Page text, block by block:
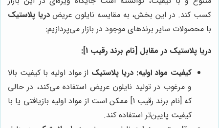
کسب کند. در این بخش، به مقایسه نایلون عریضدریا پلاستیک
با محصولات سایر برندهای موجود در بازار می‌پردازیم:
دریا پلاستیک در مقابل [نام برند رقیب 1]:
کیفیت مواد اولیه: دریا پلاستیک از مواد اولیه با کیفیت بالا
و مرغوب در تولید نایلون عریض استفاده می‌کند، در حالی
که [نام برند رقیب 1] ممکن است از مواد اولیه بازیافتی یا با
کیفیت پایین‌تر استفاده کند.